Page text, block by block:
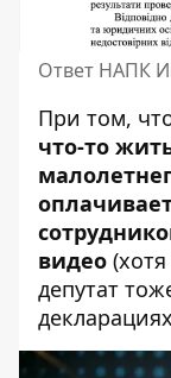
Ответ НАПК
При том,
что-то
видео
депутат